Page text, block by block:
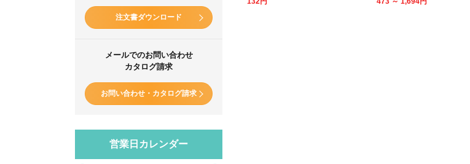
注文書ダウンロード
メールでのお問い合わせ
カタログ請求
お問い合わせ・カタログ請求
営業日カレンダー